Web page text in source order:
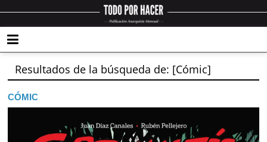
Resultados de la búsqueda de: [Cómic]
CÓMIC